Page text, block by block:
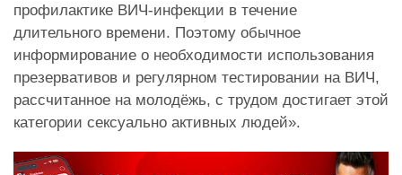
профилактике ВИЧ-инфекции в течение
длительного времени. Поэтому обычное
информирование о необходимости использования
презервативов и регулярном тестировании на ВИЧ,
рассчитанное на молодёжь, с трудом достигает этой
категории сексуально активных людей».